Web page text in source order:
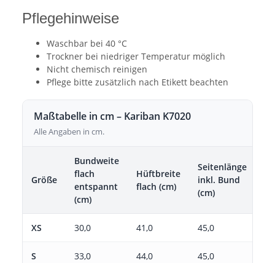
Pflegehinweise
Waschbar bei 40 °C
Trockner bei niedriger Temperatur möglich
Nicht chemisch reinigen
Pflege bitte zusätzlich nach Etikett beachten
Maßtabelle in cm – Kariban K7020
Alle Angaben in cm.
Größe
Bundweite
flach
entspannt
(cm)
Hüftbreite
flach (cm)
Seitenlänge
inkl. Bund
(cm)
XS 30,0 41,0 45,0
S 33,0 44,0 45,0